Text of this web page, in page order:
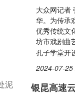
大众网记者
华。为传承
优秀传统文
坊市戏剧曲
孔子学堂开
2024-07-
银昆高速